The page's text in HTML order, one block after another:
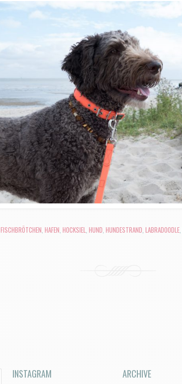
FISCHBRÖTCHEN, HAFEN, HOCKSIEL, HUND, HUNDESTRAND, LABRADOODLE,
INSTAGRAM ARCHIVE